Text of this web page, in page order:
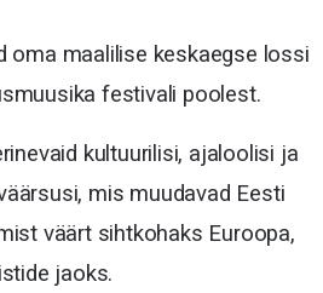
oma maalilise keskaegse lossi
festivali poolest.
kultuurilisi, ajaloolisi ja
mis muudavad Eesti
väärt sihtkohaks Euroopa,
jaoks.